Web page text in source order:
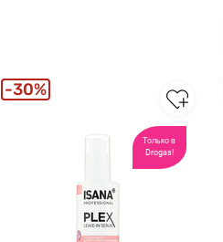
Только в
Drogas!
30%